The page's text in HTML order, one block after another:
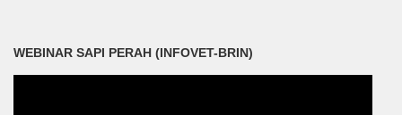
WEBINAR SAPI PERAH (INFOVET-BRIN)